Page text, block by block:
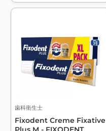
歯科衛生士
Fixodent Creme Fixative